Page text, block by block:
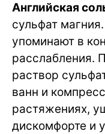
Английская
сульфат
упоминают в
расслабления.
раствор
ванн и
растяжениях,
дискомфорте и